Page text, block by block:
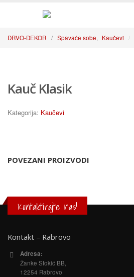
DRVO-DEKOR / Spavaće sobe, Kaučevi
Kauč Klasik
Kategorija: Kaučevi
POVEZANI PROIZVODI
Kontaktirajte nas!
Kontakt – Rabrovo
Adresa:
Žanke Stokić BB,
12254 Rabrovo